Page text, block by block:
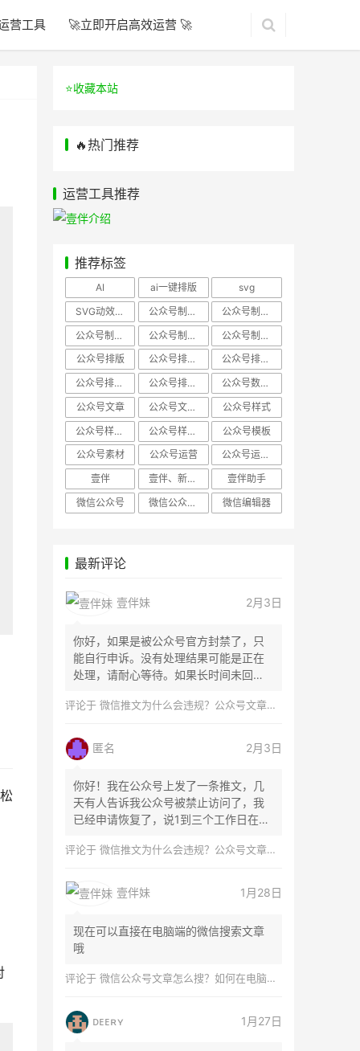
营工具 🚀立即开启高效运营 🚀
⭐️收藏本站
🔥热门推荐
运营工具推荐
推荐标签
AI ai一键排版
svg
SVG动效样式
公众号制作、公众号排版
公众号制作、公众号模板
公众号制作、微信编辑器
公众号制作，公众号排版
公众号制作，公众号排版、微信编辑器
公众号排版
公众号排版，公众号模板
公众号排版，公众号素材
公众号排版，微信编辑器
公众号排版，排版样式
公众号数据分析
公众号文章
公众号文章、公众号运营
公众号样式
公众号样式，微信公众号排版
公众号样式，微信编辑器
公众号模板
公众号素材
公众号运营
公众号运营，公众号编辑器
壹伴
壹伴、新媒体运营
壹伴助手
微信公众号
微信公众号，样式模板、公众号样式 微信编辑器
最新评论
壹伴妹 2月3日
你好，如果是被公众号官方封禁了，只
能自行申诉。没有处理结果可能是正在
处理，请耐心等待。如果长时间未回
评论于 微信推文为什么会违规？公众号文章怎么检测是否违规？
匿名 2月3日
你好！我在公众号上发了一条推文，几
天有人告诉我公众号被禁止访问了，我
已经申请恢复了，说1到三个工作日在微
评论于 微信推文为什么会违规？公众号文章怎么检测是否违规？
壹伴妹 1月28日
现在可以直接在电脑端的微信搜索文章
哦
评论于 微信公众号文章怎么搜？如何在电脑上搜索公众号文章？
ᴅᴇᴇʀʏ 1月27日